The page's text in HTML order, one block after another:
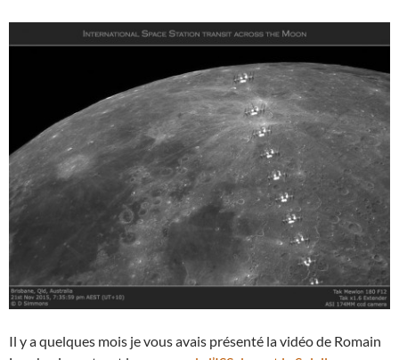
Il y a quelques mois je vous avais présenté la vidéo de Romain